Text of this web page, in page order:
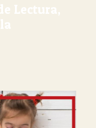
Lectura,